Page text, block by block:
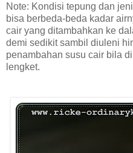
Note: Kondisi tepung dan
bisa berbeda-beda kadar
cair yang ditambahkan ke
demi sedikit sambil diuleni
penambahan susu cair bila
lengket.